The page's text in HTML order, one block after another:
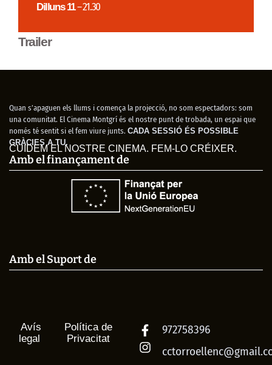
Dilluns 11– 21.30
Trailer
Quan s’apaguen els llums i comença la projecció, no som espectadors: som
una comunitat. El Cinema Montgrí és el nostre punt de trobada, un espai que
només té sentit si el fem viure junts. CADA SESSIÓ ÉS POSSIBLE
GRÀCIES A TU.
CUIDEM EL NOSTRE CINEMA. FEM-LO CRÉIXER.
Amb el finançament de
Amb el Suport de
Avís
legal
Política de
Privacitat
972758396